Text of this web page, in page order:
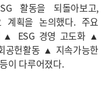
활동을 되돌아보고,
계획을 논의했다. 주요
▲ ESG 경영 고도화 ▲
공헌활동 ▲ 지속가능한
이 다루어졌다.